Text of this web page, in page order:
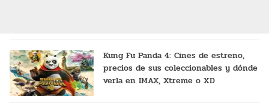
Kung Fu Panda 4: Cines de estreno,
precios de sus coleccionables y dónde
verla en IMAX, Xtreme o XD